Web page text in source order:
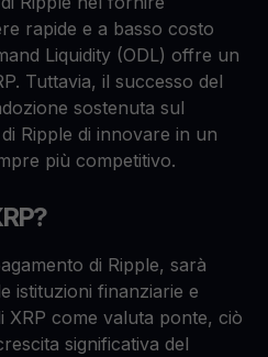
rapide e a basso costo
Liquidity (ODL) offre un
Tuttavia, il successo del
sostenuta sul
Ripple di innovare in un
più competitivo.
di Ripple, sarà
istituzioni finanziarie e
XRP come valuta ponte, ciò
significativa del